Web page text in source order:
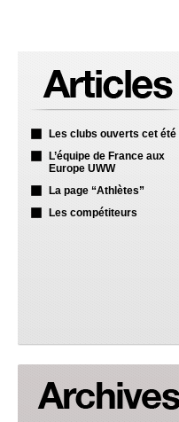
Les clubs ouverts cet été
L’équipe de France aux
Europe UWW
La page “Athlètes”
Les compétiteurs